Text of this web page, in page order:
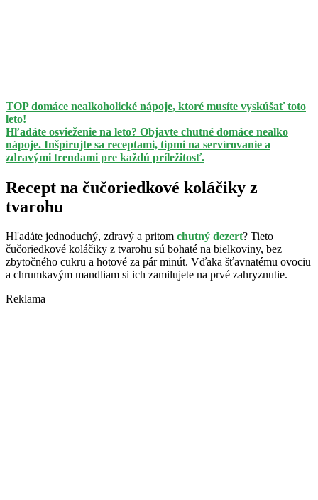
TOP domáce nealkoholické nápoje, ktoré musíte vyskúšať toto
leto!
Hľadáte osvieženie na leto? Objavte chutné domáce nealko
nápoje. Inšpirujte sa receptami, tipmi na servírovanie a
zdravými trendami pre každú príležitosť.
Recept na čučoriedkové koláčiky z
tvarohu
Hľadáte jednoduchý, zdravý a pritom chutný dezert? Tieto
čučoriedkové koláčiky z tvarohu sú bohaté na bielkoviny, bez
zbytočného cukru a hotové za pár minút. Vďaka šťavnatému ovociu
a chrumkavým mandliam si ich zamilujete na prvé zahryznutie.
Reklama